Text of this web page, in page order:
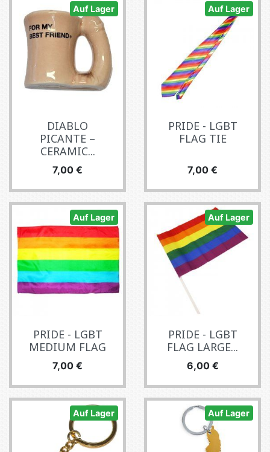
Auf Lager
DIABLO
PICANTE –
CERAMIC...
Preis
7,00 €
Auf Lager
PRIDE - LGBT
FLAG TIE
Preis
7,00 €
Auf Lager
PRIDE - LGBT
MEDIUM FLAG
Preis
7,00 €
Auf Lager
PRIDE - LGBT
FLAG LARGE...
Preis
6,00 €
Auf Lager Auf Lager